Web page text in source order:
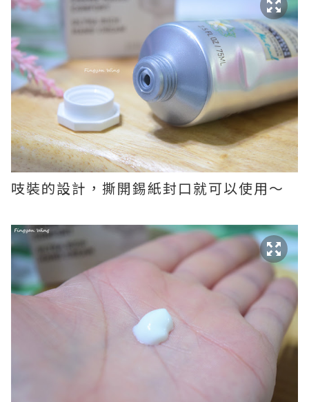
吱裝的設計，撕開錫紙封口就可以使用～